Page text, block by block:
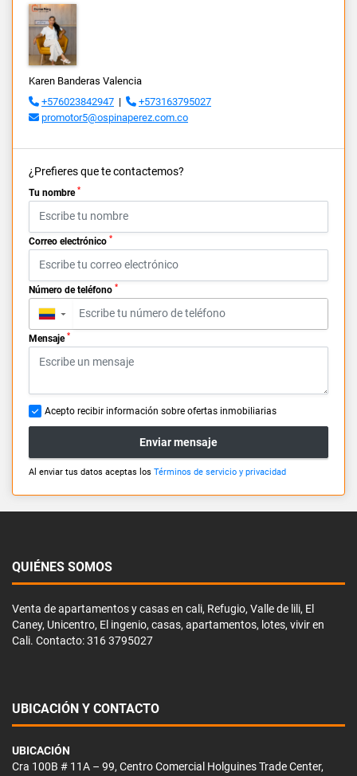
Karen Banderas Valencia
+576023842947 |
+573163795027
promotor5@ospinaperez.com.co
¿Prefieres que te contactemos?
Tu nombre *
Correo electrónico *
Número de teléfono *
▼
Mensaje *
Acepto recibir información sobre ofertas inmobiliarias
Enviar mensaje
Al enviar tus datos aceptas los Términos de servicio y privacidad
QUIÉNES SOMOS
Venta de apartamentos y casas en cali, Refugio, Valle de lili, El
Caney, Unicentro, El ingenio, casas, apartamentos, lotes, vivir en
Cali. Contacto: 316 3795027
UBICACIÓN Y CONTACTO
UBICACIÓN
Cra 100B # 11A – 99, Centro Comercial Holguines Trade Center,